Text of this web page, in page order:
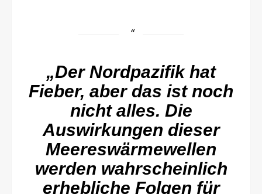
„Der Nordpazifik hat
Fieber, aber das ist noch
nicht alles. Die
Auswirkungen dieser
Meereswärmewellen
werden wahrscheinlich
erhebliche Folgen für